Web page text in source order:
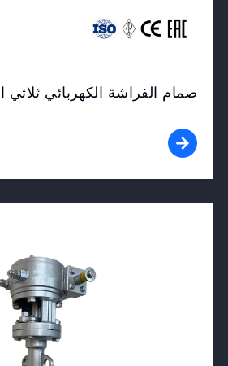
صمام الفراشة الكهربائي ثلاثي